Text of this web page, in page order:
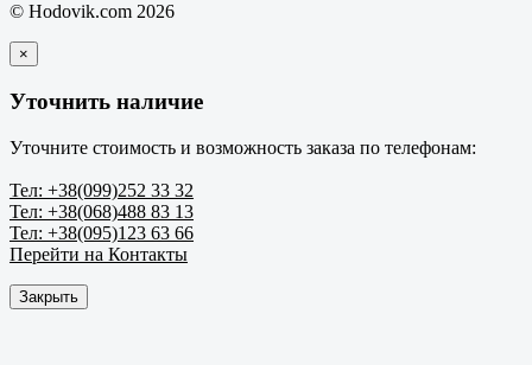
© Hodovik.com 2026
×
Уточнить наличие
Уточните стоимость и возможность заказа по телефонам:
Тел: +38(099)252 33 32
Тел: +38(068)488 83 13
Тел: +38(095)123 63 66
Перейти на Контакты
Закрыть